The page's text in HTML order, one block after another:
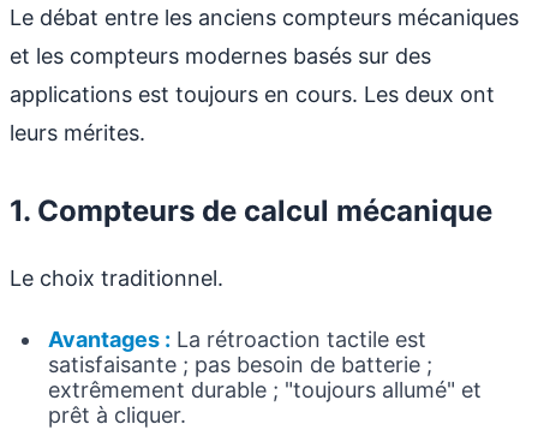
Le débat entre les anciens compteurs mécaniques
et les compteurs modernes basés sur des
applications est toujours en cours. Les deux ont
leurs mérites.
1. Compteurs de calcul mécanique
Le choix traditionnel.
Avantages : La rétroaction tactile est
satisfaisante ; pas besoin de batterie ;
extrêmement durable ; "toujours allumé" et
prêt à cliquer.